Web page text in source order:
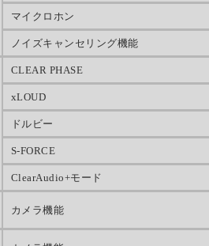
マイクロホン
ノイズキャンセリング機能
CLEAR PHASE
xLOUD
ドルビー
S-FORCE
ClearAudio+モード
カメラ機能